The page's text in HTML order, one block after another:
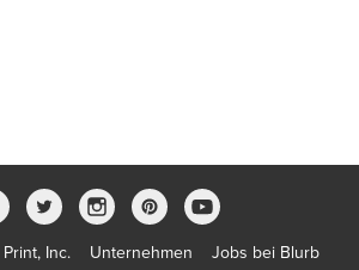
Inc. Unternehmen Jobs bei Blurb